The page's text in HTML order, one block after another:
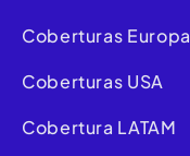
Coberturas Europa
Coberturas USA
Cobertura LATAM